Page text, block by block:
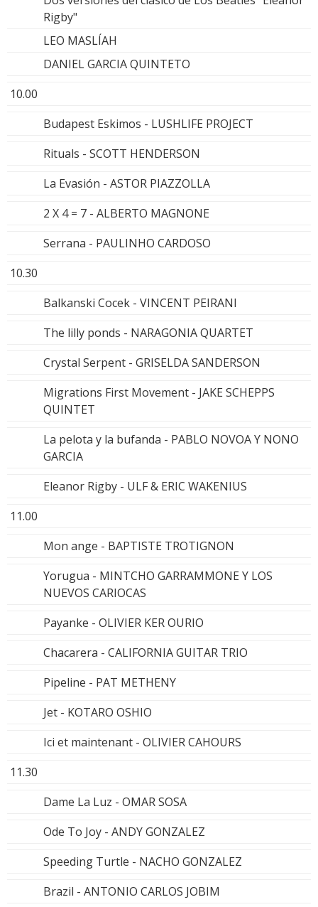
Rigby"
LEO MASLÍAH
DANIEL GARCIA QUINTETO
10.00
Budapest Eskimos - LUSHLIFE PROJECT
Rituals - SCOTT HENDERSON
La Evasión - ASTOR PIAZZOLLA
2 X 4 = 7 - ALBERTO MAGNONE
Serrana - PAULINHO CARDOSO
10.30
Balkanski Cocek - VINCENT PEIRANI
The lilly ponds - NARAGONIA QUARTET
Crystal Serpent - GRISELDA SANDERSON
Migrations First Movement - JAKE SCHEPPS
QUINTET
La pelota y la bufanda - PABLO NOVOA Y NONO
GARCIA
Eleanor Rigby - ULF & ERIC WAKENIUS
11.00
Mon ange - BAPTISTE TROTIGNON
Yorugua - MINTCHO GARRAMMONE Y LOS
NUEVOS CARIOCAS
Payanke - OLIVIER KER OURIO
Chacarera - CALIFORNIA GUITAR TRIO
Pipeline - PAT METHENY
Jet - KOTARO OSHIO
Ici et maintenant - OLIVIER CAHOURS
11.30
Dame La Luz - OMAR SOSA
Ode To Joy - ANDY GONZALEZ
Speeding Turtle - NACHO GONZALEZ
Brazil - ANTONIO CARLOS JOBIM